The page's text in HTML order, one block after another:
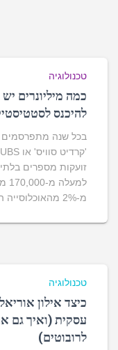
טכנולוגיה
כמה מיליונרים
להיכנס
בכל שנה מתפרסמים
זועקות מספרים
מ-2% מהאוכלוסייה הבוגרת
טכנולוגיה
כיצד אילון
עסקית (ואיך גם
לרובוטים)